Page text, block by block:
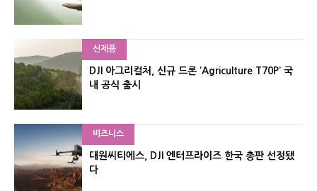
신제품
DJI 아그리컬처, 신규 드론 ‘Agriculture T70P’ 국
내 공식 출시
비즈니스
대원씨티에스, DJI 엔터프라이즈 한국 총판 선정됐
다